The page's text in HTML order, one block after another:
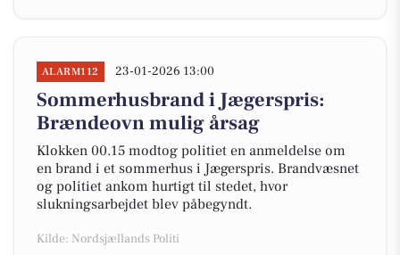
ALARM112 23-01-2026 13:00
Sommerhusbrand i Jægerspris:
Brændeovn mulig årsag
Klokken 00.15 modtog politiet en anmeldelse om
en brand i et sommerhus i Jægerspris. Brandvæsnet
og politiet ankom hurtigt til stedet, hvor
slukningsarbejdet blev påbegyndt.
Kilde: Nordsjællands Politi